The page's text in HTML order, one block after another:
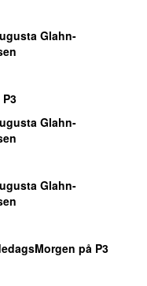
Glahn-
Glahn-
Glahn-
på P3